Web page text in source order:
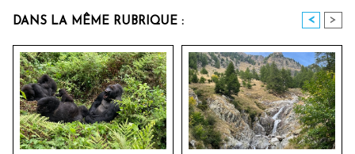
DANS LA MÊME RUBRIQUE : < >